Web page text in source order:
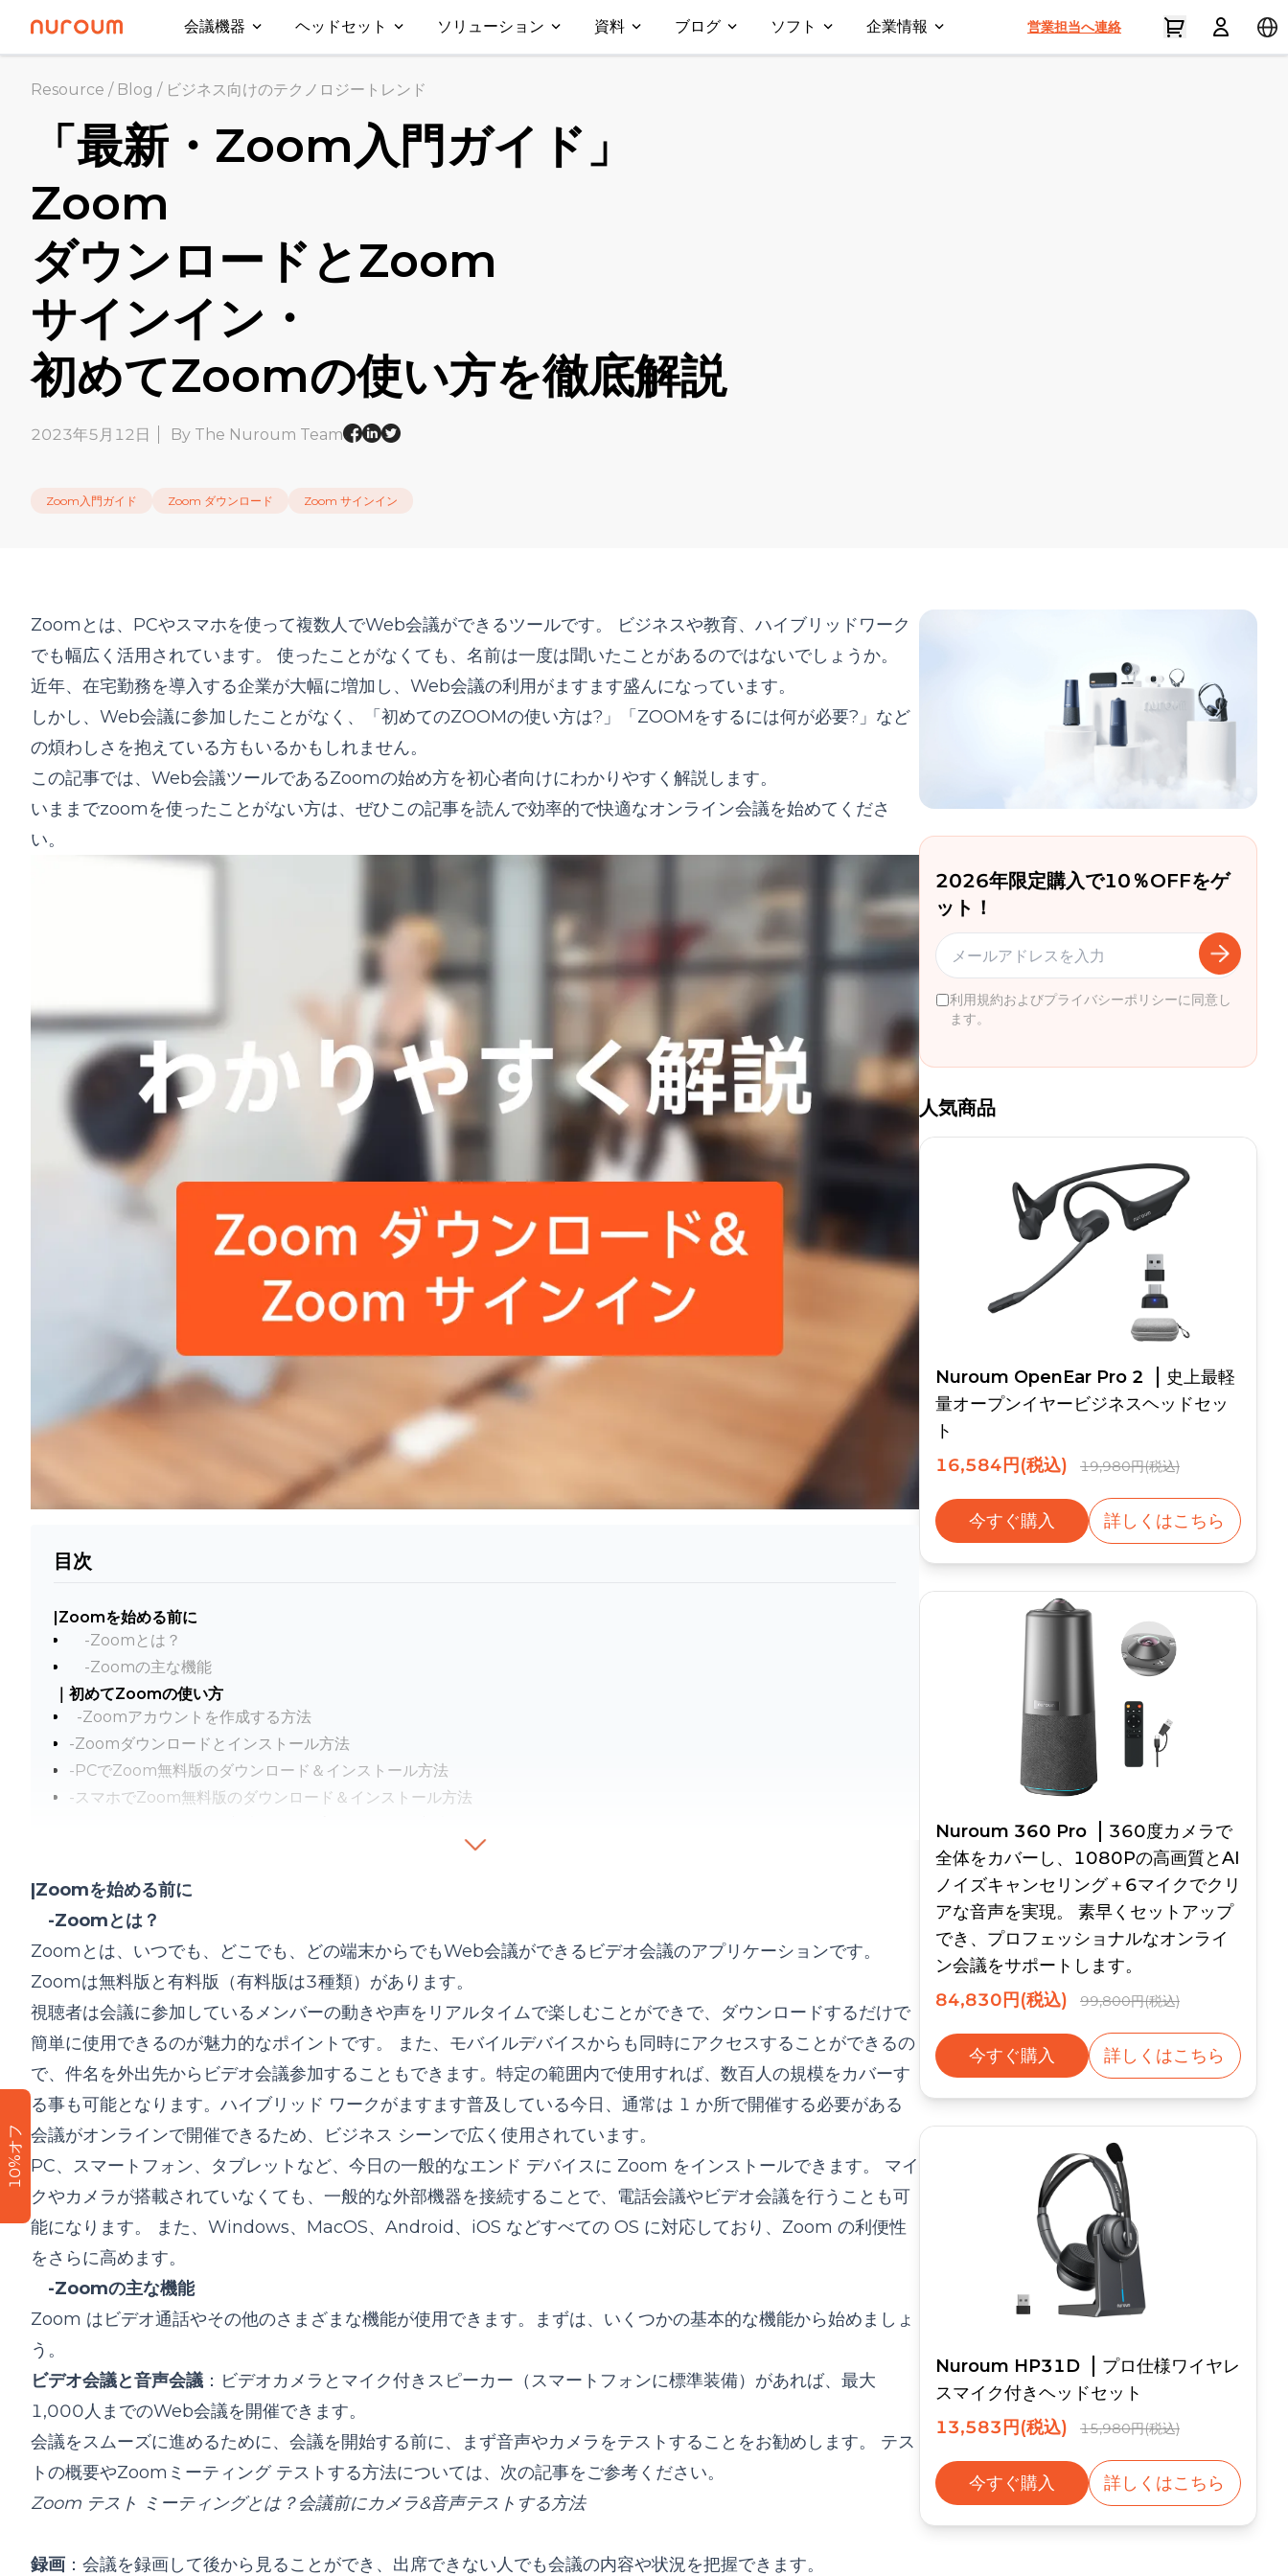
会議機器 ヘッドセット ソリューション 資料 ブログ ソフト 企業情報 営業担当へ連絡
Resource / Blog / ビジネス向けのテクノロジートレンド
「最新・Zoom入門ガイド」
Zoom
ダウンロードとZoom
サインイン・
初めてZoomの使い方を徹底解説
2023年5月12日 By The Nuroum Team
Zoom入門ガイド Zoom ダウンロード Zoom サインイン
Zoomとは、PCやスマホを使って複数人でWeb会議ができるツールです。 ビジネスや教育、ハイブリッドワーク
でも幅広く活用されています。 使ったことがなくても、名前は一度は聞いたことがあるのではないでしょうか。
近年、在宅勤務を導入する企業が大幅に増加し、Web会議の利用がますます盛んになっています。
しかし、Web会議に参加したことがなく、「初めてのZOOMの使い方は?」「ZOOMをするには何が必要?」など
の煩わしさを抱えている方もいるかもしれません。
この記事では、Web会議ツールであるZoomの始め方を初心者向けにわかりやすく解説します。
いままでzoomを使ったことがない方は、ぜひこの記事を読んで効率的で快適なオンライン会議を始めてくださ
い。
目次
|Zoomを始める前に
-Zoomとは？
-Zoomの主な機能
｜初めてZoomの使い方
-Zoomアカウントを作成する方法
-Zoomダウンロードとインストール方法
-PCでZoom無料版のダウンロード＆インストール方法
-スマホでZoom無料版のダウンロード＆インストール方法
｜まとめ
|Zoomを始める前に
-Zoomとは？
Zoomとは、いつでも、どこでも、どの端末からでもWeb会議ができるビデオ会議のアプリケーションです。
Zoomは無料版と有料版（有料版は3種類）があります。
視聴者は会議に参加しているメンバーの動きや声をリアルタイムで楽しむことができで、ダウンロードするだけで
簡単に使用できるのが魅力的なポイントです。 また、モバイルデバイスからも同時にアクセスすることができるの
で、件名を外出先からビデオ会議参加することもできます。特定の範囲内で使用すれば、数百人の規模をカバーす
る事も可能となります。ハイブリッド ワークがますます普及している今日、通常は 1 か所で開催する必要がある
会議がオンラインで開催できるため、ビジネス シーンで広く使用されています。
PC、スマートフォン、タブレットなど、今日の一般的なエンド デバイスに Zoom をインストールできます。 マイ
クやカメラが搭載されていなくても、一般的な外部機器を接続することで、電話会議やビデオ会議を行うことも可
能になります。 また、Windows、MacOS、Android、iOS などすべての OS に対応しており、Zoom の利便性
をさらに高めます。
-Zoomの主な機能
Zoom はビデオ通話やその他のさまざまな機能が使用できます。まずは、いくつかの基本的な機能から始めましょ
う。
ビデオ会議と音声会議 ：ビデオカメラと マイク付きスピーカー （スマートフォンに標準装備）があれば、最大
1,000人までのWeb会議を開催できます。
会議をスムーズに進めるために、会議を開始する前に、まず音声やカメラをテストすることをお勧めします。 テス
トの概要やZoomミーティング テストする方法については、次の記事をご参考ください。
Zoom テスト ミーティングとは？会議前にカメラ&音声テストする方法
録画 ：会議を録画して後から見ることができ、出席できない人でも会議の内容や状況を把握できます。
2026年限定購入で10％OFFをゲ
ット！
利用規約およびプライバシーポリシーに同意し
ます。
人気商品
Nuroum OpenEar Pro 2
史上最軽
量オープンイヤービジネスヘッドセッ
ト
16,584円(税込)
19,980円(税込)
今すぐ購入 詳しくはこちら
Nuroum 360 Pro
360度カメラで
全体をカバーし、1080Pの高画質とAI
ノイズキャンセリング＋6マイクでクリ
アな音声を実現。 素早くセットアップ
でき、プロフェッショナルなオンライ
ン会議をサポートします。
84,830円(税込)
99,800円(税込)
今すぐ購入 詳しくはこちら
Nuroum HP31D
プロ仕様ワイヤレ
スマイク付きヘッドセット
13,583円(税込)
15,980円(税込)
今すぐ購入 詳しくはこちら
10%オフ